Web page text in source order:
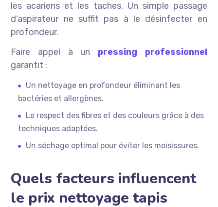
les acariens et les taches. Un simple passage
d’aspirateur ne suffit pas à le désinfecter en
profondeur.
Faire appel à un pressing professionnel
garantit :
Un nettoyage en profondeur éliminant les
bactéries et allergènes.
Le respect des fibres et des couleurs grâce à des
techniques adaptées.
Un séchage optimal pour éviter les moisissures.
Quels facteurs influencent
le prix nettoyage tapis